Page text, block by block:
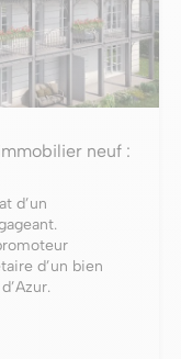
neuf :
d’un
d’un bien